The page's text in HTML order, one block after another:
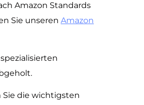
Amazon Standards
Sie unseren Amazon
die wichtigsten